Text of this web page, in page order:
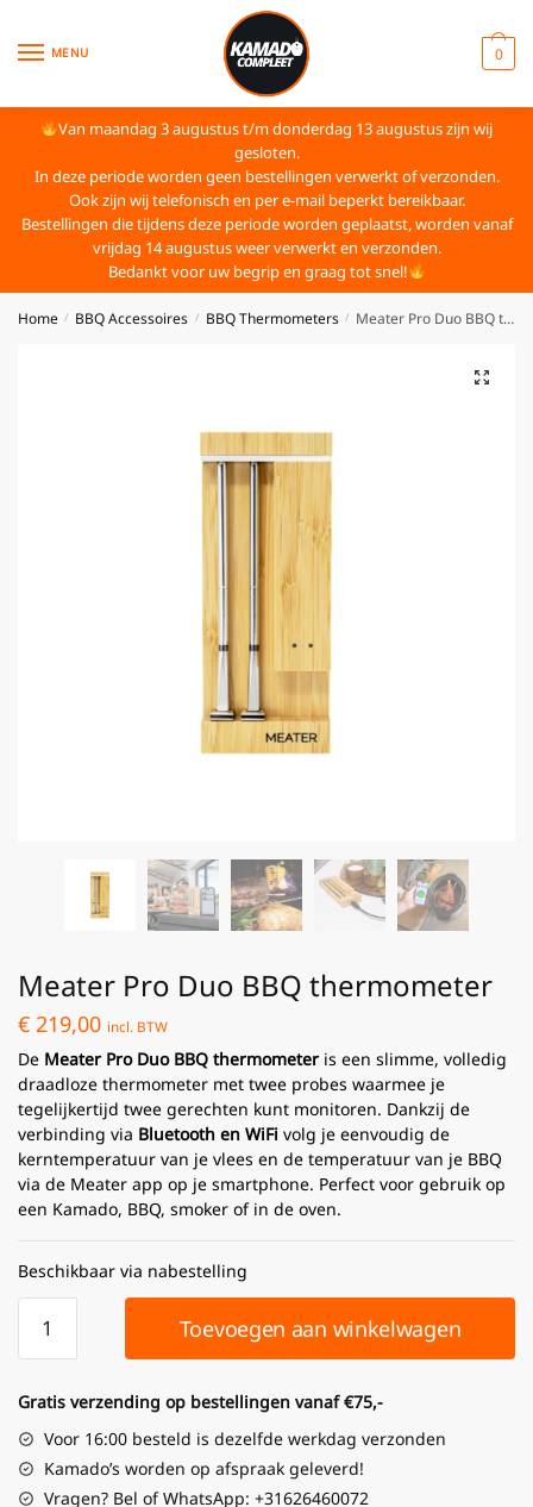
MENU 0
Van maandag 3 augustus t/m donderdag 13 augustus zijn wij
gesloten.
In deze periode worden geen bestellingen verwerkt of verzonden.
Ook zijn wij telefonisch en per e-mail beperkt bereikbaar.
Bestellingen die tijdens deze periode worden geplaatst, worden vanaf
vrijdag 14 augustus weer verwerkt en verzonden.
Bedankt voor uw begrip en graag tot snel!
Home / BBQ Accessoires / BBQ Thermometers / Meater Pro Duo BBQ thermometer
Meater Pro Duo BBQ thermometer
€ 219,00 incl. BTW
De Meater Pro Duo BBQ thermometer is een slimme, volledig
draadloze thermometer met twee probes waarmee je
tegelijkertijd twee gerechten kunt monitoren. Dankzij de
verbinding via Bluetooth en WiFi volg je eenvoudig de
kerntemperatuur van je vlees en de temperatuur van je BBQ
via de Meater app op je smartphone. Perfect voor gebruik op
een Kamado, BBQ, smoker of in de oven.
Beschikbaar via nabestelling
Toevoegen aan winkelwagen
Gratis verzending op bestellingen vanaf €75,-
Voor 16:00 besteld is dezelfde werkdag verzonden
Kamado’s worden op afspraak geleverd!
Vragen? Bel of WhatsApp: +31626460072